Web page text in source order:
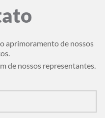
aprimoramento de nossos
de nossos representantes.